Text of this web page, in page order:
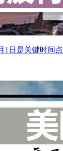
1日是关键时间点